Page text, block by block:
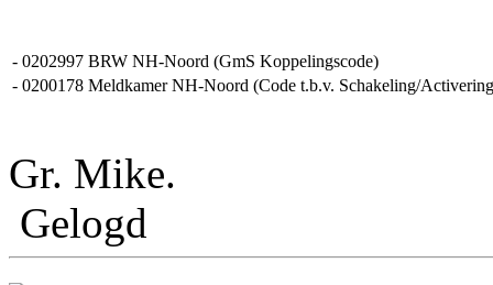
- 0202997 BRW NH-Noord (GmS Koppelingscode)
- 0200178 Meldkamer NH-Noord (Code t.b.v. Schakeling/
Gr. Mike.
Gelogd